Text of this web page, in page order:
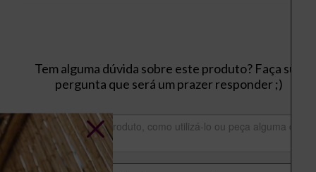
Tem alguma dúvida sobre este produto? Faça sua
pergunta que será um prazer responder ;)